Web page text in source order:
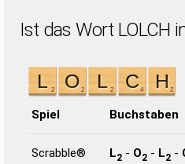
Ist das Wort LOLCH
Spiel Buchstaben
Scrabble® L2 - O2 - L2 -